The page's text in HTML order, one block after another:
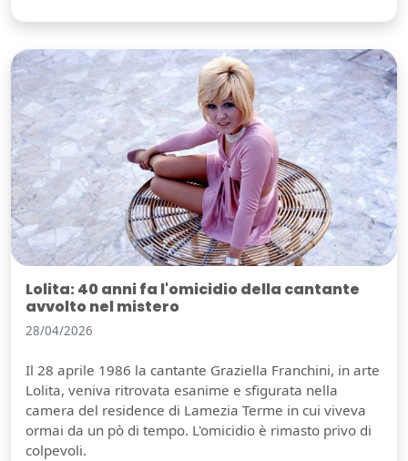
Lolita: 40 anni fa l'omicidio della cantante
avvolto nel mistero
28/04/2026
Il 28 aprile 1986 la cantante Graziella Franchini, in arte
Lolita, veniva ritrovata esanime e sfigurata nella
camera del residence di Lamezia Terme in cui viveva
ormai da un pò di tempo. L'omicidio è rimasto privo di
colpevoli.